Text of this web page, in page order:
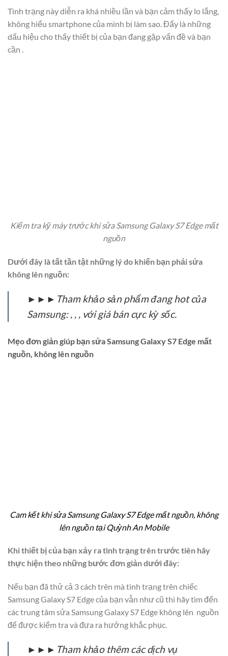
Tình trạng này diễn ra khá nhiều lần và bạn cảm thấy lo lắng,
không hiểu smartphone của mình bị làm sao. Đấy là những
dấu hiệu cho thấy thiết bị của bạn đang gặp vấn đề và bạn
cần .
Kiểm tra kỹ máy trước khi sửa Samsung Galaxy S7 Edge mất
nguồn
Dưới đây là tất tần tật những lý do khiến bạn phải sửa
không lên nguồn:
►►►Tham khảo sản phẩm đang hot của
Samsung: , , , với giá bán cực kỳ sốc.
Mẹo đơn giản giúp bạn sửa Samsung Galaxy S7 Edge mất
nguồn, không lên nguồn
Cam kết khi sửa Samsung Galaxy S7 Edge mất nguồn, không
lên nguồn tại Quỳnh An Mobile
Khi thiết bị của bạn xảy ra tình trạng trên trước tiên hãy
thực hiện theo những bước đơn giản dưới đây:
Nếu bạn đã thử cả 3 cách trên mà tình trạng trên chiếc
Samsung Galaxy S7 Edge của bạn vẫn như cũ thì hãy tìm đến
các trung tâm sửa Samsung Galaxy S7 Edge không lên nguồn
để được kiểm tra và đưa ra hướng khắc phục.
►►►Tham khảo thêm các dịch vụ